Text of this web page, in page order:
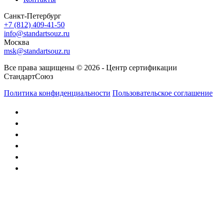
Санкт-Петербург
+7 (812) 409-41-50
info@standartsouz.ru
Москва
msk@standartsouz.ru
Все права защищены © 2026 - Центр сертификации
СтандартСоюз
Политика конфиденциальности Пользовательское соглашение